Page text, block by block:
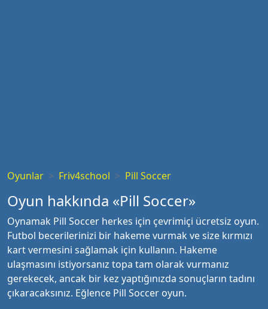
Oyunlar Friv4school Pill Soccer
Oyun hakkında «Pill Soccer»
Oynamak Pill Soccer herkes için çevrimiçi ücretsiz oyun.
Futbol becerilerinizi bir hakeme vurmak ve size kırmızı
kart vermesini sağlamak için kullanın. Hakeme
ulaşmasını istiyorsanız topa tam olarak vurmanız
gerekecek, ancak bir kez yaptığınızda sonuçların tadını
çıkaracaksınız. Eğlence Pill Soccer oyun.